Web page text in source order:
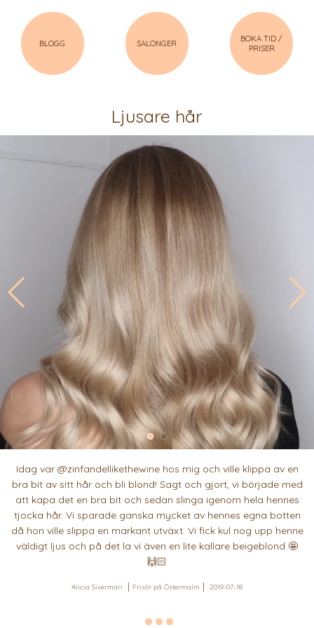
BLOGG SALONGER
BOKA TID /
PRISER
Ljusare hår
Idag var @zinfandellikethewine hos mig och ville klippa av en
bra bit av sitt hår och bli blond! Sagt och gjort, vi började med
att kapa det en bra bit och sedan slinga igenom hela hennes
tjocka hår. Vi sparade ganska mycket av hennes egna botten
då hon ville slippa en markant utväxt. Vi fick kul nog upp henne
väldigt ljus och på det la vi även en lite kallare beigeblond 🤩
🙌🏻
Alicia Siverman Frisör på Östermalm 2019-07-18